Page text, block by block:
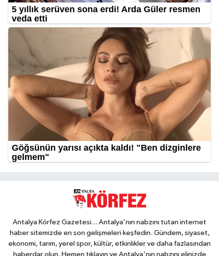
Antalya Körfez Gazetesi... Antalya'nın nabzını tutan internet
haber sitemizde en son gelişmeleri keşfedin. Gündem, siyaset,
ekonomi, tarım, yerel spor, kültür, etkinlikler ve daha fazlasından
haberdar olun. Hemen tıklayın ve Antalya'nın nabzını elinizde